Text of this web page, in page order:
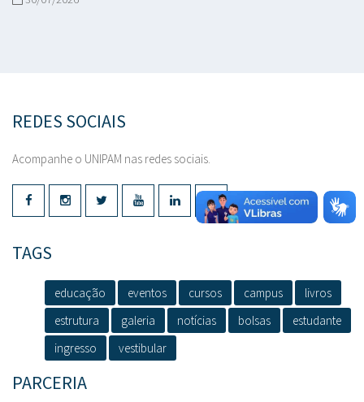
REDES SOCIAIS
Acompanhe o UNIPAM nas redes sociais.
TAGS
educação eventos cursos campus
livros
estrutura
galeria notícias bolsas
estudante
ingresso
vestibular
PARCERIA